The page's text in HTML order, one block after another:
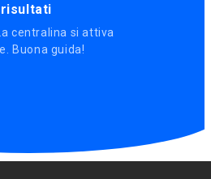
centralina si attiva
Buona guida!